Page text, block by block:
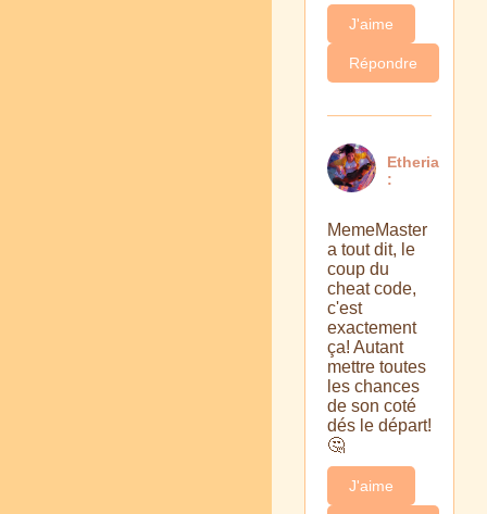
J'aime
Répondre
Etheria
:
MemeMaster
a tout dit, le
coup du
cheat code,
c'est
exactement
ça! Autant
mettre toutes
les chances
de son coté
dés le départ!
🤔
J'aime